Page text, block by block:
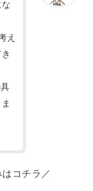
え
コチラ／